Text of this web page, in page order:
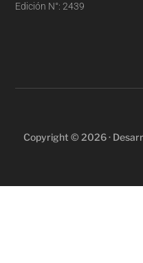
Edición N°: 2439
Copyright © 2026 ·